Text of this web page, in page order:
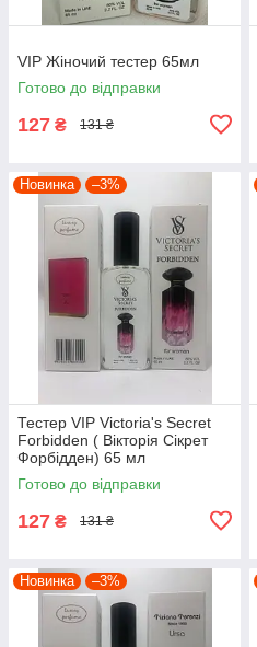
VIP Жіночий тестер 65мл
Готово до відправки
127 ₴ 131 ₴
Новинка –3%
Тестер VIP Victoria's Secret
Forbidden ( Вікторія Сікрет
Форбідден) 65 мл
Готово до відправки
127 ₴ 131 ₴
Новинка –3%